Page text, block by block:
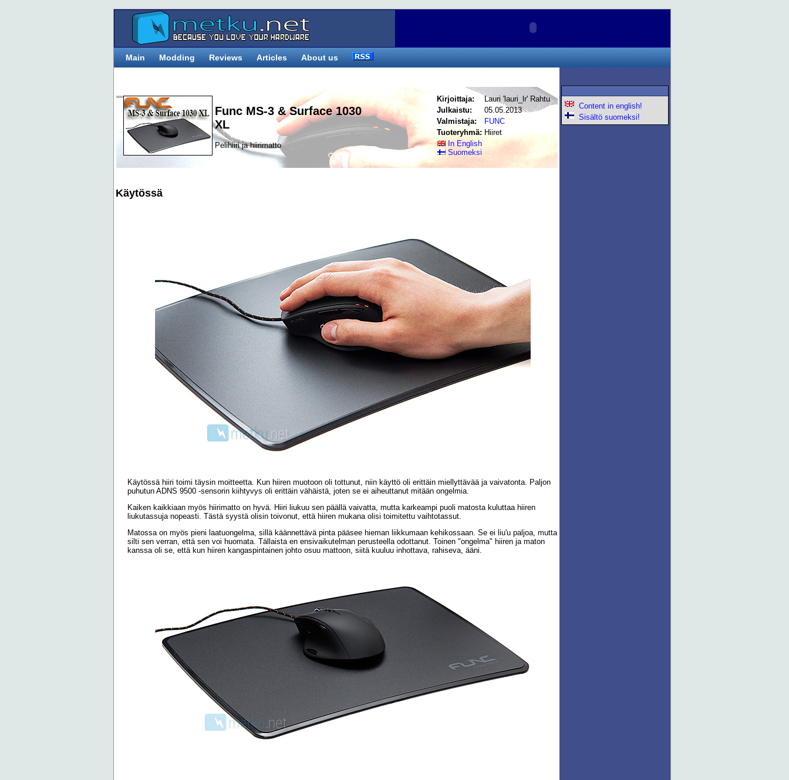
Main Modding Reviews Articles About us
Func MS-3 & Surface 1030
XL
Pelihiiri ja hiirimatto
Kirjoittaja:
Lauri 'lauri_lr' Rahtu
Julkaistu:
05.05.2013
Valmistaja:
FUNC
Tuoteryhmä: Hiiret
In English
Suomeksi
Käytössä
Käytössä hiiri toimi täysin moitteetta. Kun hiiren muotoon oli tottunut, niin käyttö oli erittäin miellyttävää ja vaivatonta. Paljon
puhutun ADNS 9500 -sensorin kiihtyvys oli erittäin vähäistä, joten se ei aiheuttanut mitään ongelmia.
Kaiken kaikkiaan myös hiirimatto on hyvä. Hiiri liukuu sen päällä vaivatta, mutta karkeampi puoli matosta kuluttaa hiiren
liukutassuja nopeasti. Tästä syystä olisin toivonut, että hiiren mukana olisi toimitettu vaihtotassut.
Matossa on myös pieni laatuongelma, sillä käännettävä pinta pääsee hieman liikkumaan kehikossaan. Se ei liu'u paljoa, mutta
silti sen verran, että sen voi huomata. Tällaista en ensivaikutelman perusteella odottanut. Toinen "ongelma" hiiren ja maton
kanssa oli se, että kun hiiren kangaspintainen johto osuu mattoon, siitä kuuluu inhottava, rahiseva, ääni.
Content in english!
Sisältö suomeksi!